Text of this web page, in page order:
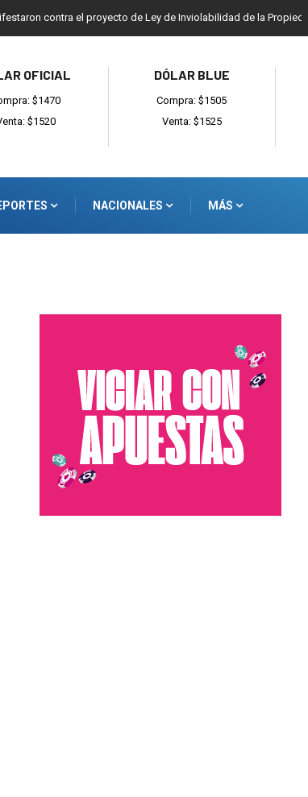
contra el proyecto de Ley de Inviolabilidad de la
OFICIAL
$1470
$1520
DÓLAR BLUE
Compra: $1505
Venta: $1525
NACIONALES MÁS